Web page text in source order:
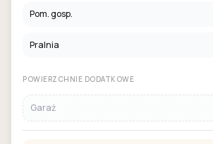
Pom. gosp.
Pralnia
POWIERZCHNIE DODATKOWE
Garaż